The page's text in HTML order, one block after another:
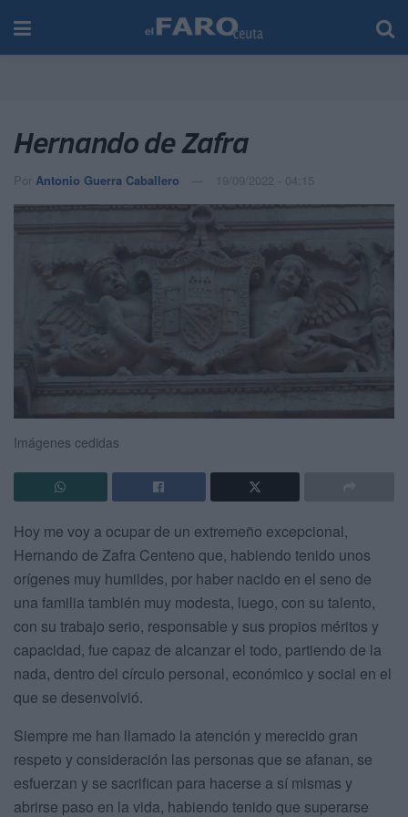
Hernando de Zafra
Por Antonio Guerra Caballero 19/09/2022 - 04:15
Imágenes cedidas
Hoy me voy a ocupar de un extremeño excepcional,
Hernando de Zafra Centeno que, habiendo tenido unos
orígenes muy humildes, por haber nacido en el seno de
una familia también muy modesta, luego, con su talento,
con su trabajo serio, responsable y sus propios méritos y
capacidad, fue capaz de alcanzar el todo, partiendo de la
nada, dentro del círculo personal, económico y social en el
que se desenvolvió.
Siempre me han llamado la atención y merecido gran
respeto y consideración las personas que se afanan, se
esfuerzan y se sacrifican para hacerse a sí mismas y
abrirse paso en la vida, habiendo tenido que superarse